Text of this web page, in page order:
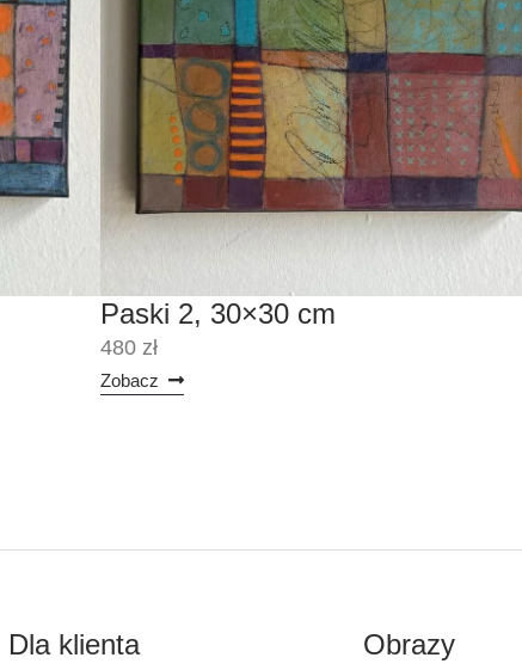
Paski 2, 30×30 cm
480 zł
Zobacz
Dla klienta Obrazy